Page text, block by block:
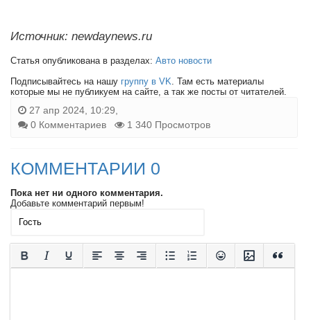
Источник: newdaynews.ru
Статья опубликована в разделах: Авто новости
Подписывайтесь на нашу группу в VK . Там есть материалы
которые мы не публикуем на сайте, а так же посты от читателей.
27 апр 2024, 10:29,
0 Комментариев
1 340 Просмотров
КОММЕНТАРИИ 0
Пока нет ни одного комментария.
Добавьте комментарий первым!